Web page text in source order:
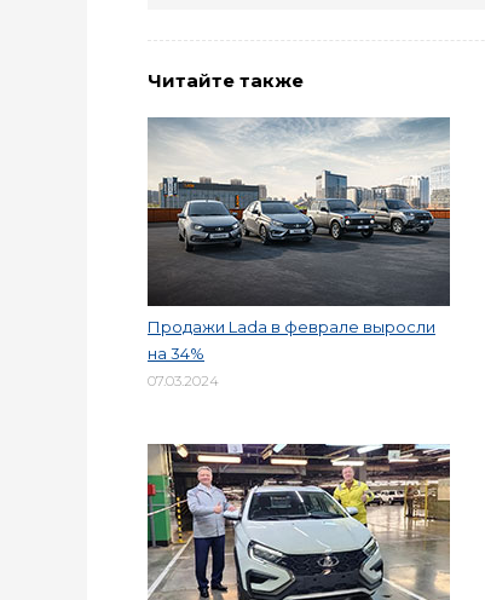
Читайте также
Продажи Lada в феврале выросли
на 34%
07.03.2024